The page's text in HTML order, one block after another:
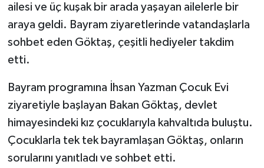
ailesi ve üç kuşak bir arada yaşayan ailelerle bir
araya geldi. Bayram ziyaretlerinde vatandaşlarla
sohbet eden Göktaş, çeşitli hediyeler takdim
etti.
Bayram programına İhsan Yazman Çocuk Evi
ziyaretiyle başlayan Bakan Göktaş, devlet
himayesindeki kız çocuklarıyla kahvaltıda buluştu.
Çocuklarla tek tek bayramlaşan Göktaş, onların
sorularını yanıtladı ve sohbet etti.